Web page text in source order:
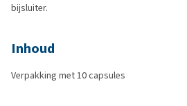
bijsluiter.
Inhoud
Verpakking met 10 capsules